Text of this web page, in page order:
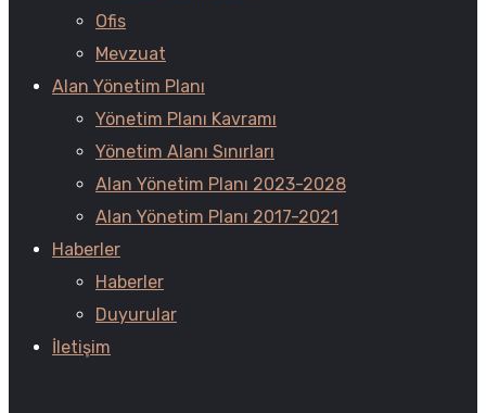
Ofis
Mevzuat
Alan Yönetim Planı
Yönetim Planı Kavramı
Yönetim Alanı Sınırları
Alan Yönetim Planı 2023-2028
Alan Yönetim Planı 2017-2021
Haberler
Haberler
Duyurular
İletişim